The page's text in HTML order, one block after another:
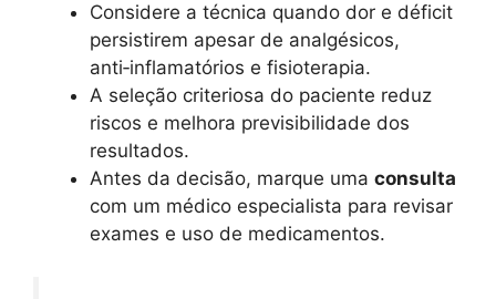
Considere a técnica quando dor e déficit
persistirem apesar de analgésicos,
anti‑inflamatórios e fisioterapia.
A seleção criteriosa do paciente reduz
riscos e melhora previsibilidade dos
resultados.
Antes da decisão, marque uma consulta
com um médico especialista para revisar
exames e uso de medicamentos.